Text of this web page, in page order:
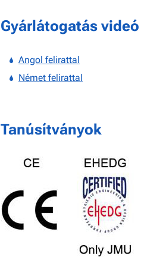
Gyárlátogatás videó
Angol felirattal
Német felirattal
Tanúsítványok